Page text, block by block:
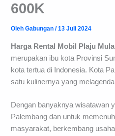
600K
OlehGabungan/13 Juli 2024
Harga Rental Mobil Plaju
merupakan ibu kota Provinsi
kota tertua di Indonesia. Kota
satu kulinernya yang
Dengan banyaknya wisatawan
Palembang dan untuk
masyarakat, berkembang